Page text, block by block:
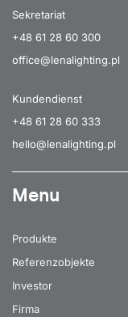
Sekretariat
+48 61 28 60 300
office@lenalighting.pl
Kundendienst
+48 61 28 60 333
hello@lenalighting.pl
Menu
Produkte
Referenzobjekte
Investor
Firma